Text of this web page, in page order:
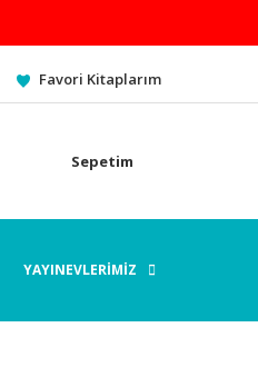
Favori Kitaplarım
Sepetim
YAYINEVLERİMİZ